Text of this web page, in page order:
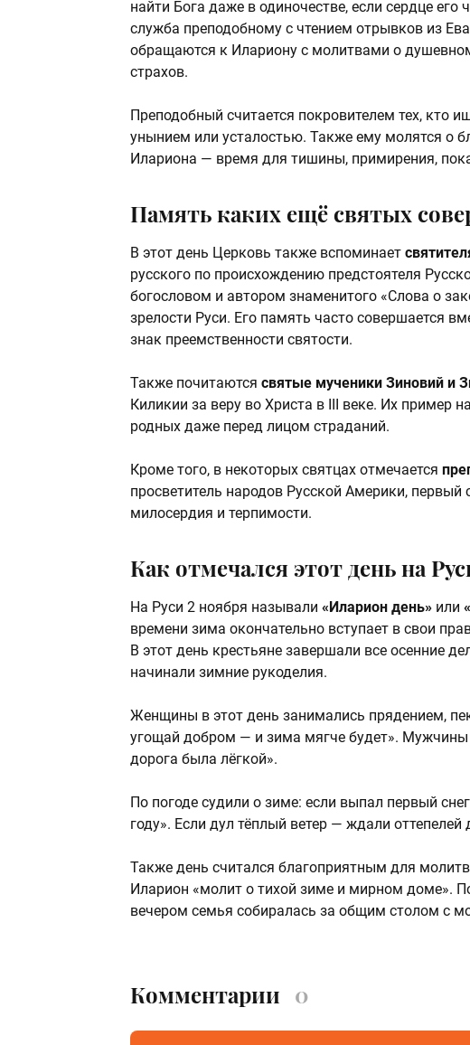
найти Бога даже в одиночестве, если сердце его
служба преподобному с чтением отрывков из
обращаются к Илариону с молитвами о
страхов.
Преподобный считается покровителем тех, кто
унынием или усталостью. Также ему молятся о
Илариона — время для тишины, примирения,
Память каких ещё святых
В этот день Церковь также вспоминает
русского по происхождению предстоятеля
богословом и автором знаменитого «Слова о
зрелости Руси. Его память часто совершается
знак преемственности святости.
Также почитаются святые мученики Зиновий и
Киликии за веру во Христа в III веке. Их пример
родных даже перед лицом страданий.
Кроме того, в некоторых святцах отмечается
просветитель народов Русской Америки,
милосердия и терпимости.
Как отмечался этот день на
На Руси 2 ноября называли «Иларион день» или
времени зима окончательно вступает в свои
В этот день крестьяне завершали все осенние
начинали зимние рукоделия.
Женщины в этот день занимались прядением,
угощай добром — и зима мягче будет». Мужчины
дорога была лёгкой».
По погоде судили о зиме: если выпал первый
году». Если дул тёплый ветер — ждали
Также день считался благоприятным для
Иларион «молит о тихой зиме и мирном доме».
вечером семья собиралась за общим столом с
Комментарии 0